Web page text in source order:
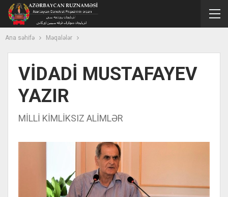
Ana səhifə Məqalələr
VİDADİ MUSTAFAYEV
YAZIR
MİLLİ KİMLİKSIZ ALİMLƏR